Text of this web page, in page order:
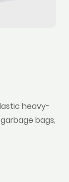
heavy-
bags,